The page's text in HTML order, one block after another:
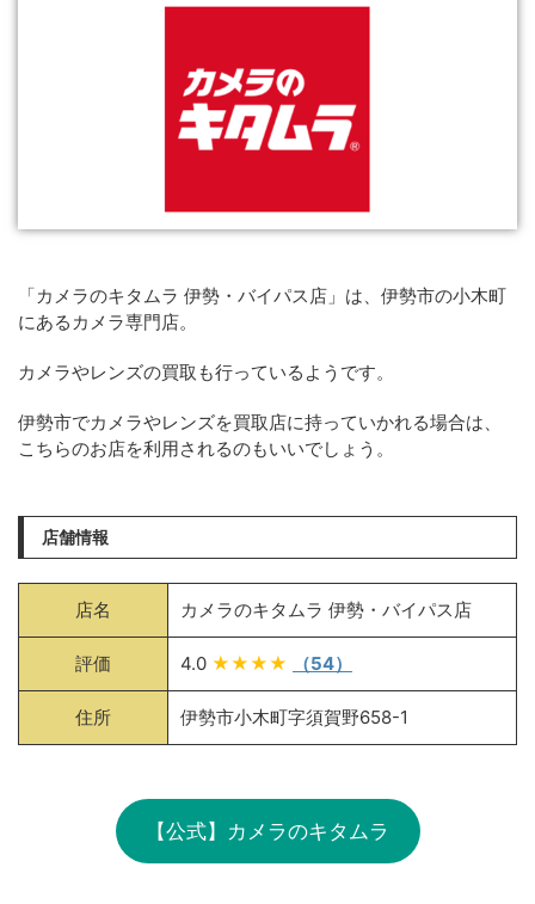
「カメラのキタムラ 伊勢・バイパス店」は、伊勢市の小木町
にあるカメラ専門店。
カメラやレンズの買取も行っているようです。
伊勢市でカメラやレンズを買取店に持っていかれる場合は、
こちらのお店を利用されるのもいいでしょう。
店舗情報
店名 カメラのキタムラ 伊勢・バイパス店
評価 4.0 ★★★★ （54）
住所 伊勢市小木町字須賀野658-1
【公式】カメラのキタムラ